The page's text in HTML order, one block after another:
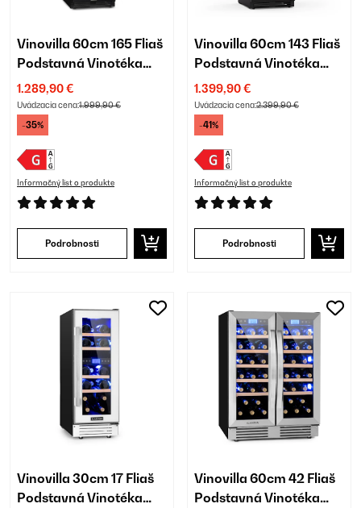
Vinovilla 60cm 165 Fliaš
Podstavná Vinotéka
Jednozónová Čierna
1.289,90 €
Uvádzacia cena:1.999,90 €
-35%
Informačný list o produkte
Podrobnosti
Vinovilla 60cm 143 Fliaš
Podstavná Vinotéka
Trojzónová Čierna
1.399,90 €
Uvádzacia cena:2.399,90 €
-41%
Informačný list o produkte
Podrobnosti
Vinovilla 30cm 17 Fliaš
Podstavná Vinotéka
Vinovilla 60cm 42 Fliaš
Podstavná Vinotéka